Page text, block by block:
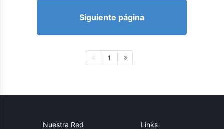
Siguiente página
1
Nuestra Red Links